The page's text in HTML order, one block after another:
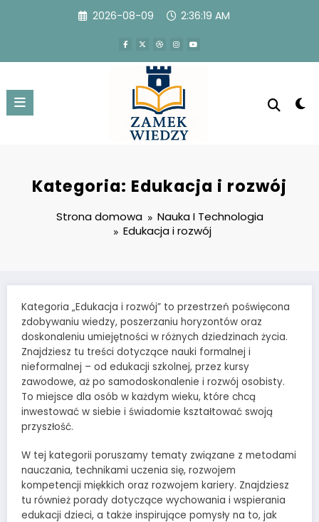
2026-08-09 2:36:20 AM
Kategoria: Edukacja i rozwój
Strona domowa
Nauka I Technologia
Edukacja i rozwój
Kategoria „Edukacja i rozwój” to przestrzeń poświęcona
zdobywaniu wiedzy, poszerzaniu horyzontów oraz
doskonaleniu umiejętności w różnych dziedzinach życia.
Znajdziesz tu treści dotyczące nauki formalnej i
nieformalnej – od edukacji szkolnej, przez kursy
zawodowe, aż po samodoskonalenie i rozwój osobisty.
To miejsce dla osób w każdym wieku, które chcą
inwestować w siebie i świadomie kształtować swoją
przyszłość.
W tej kategorii poruszamy tematy związane z metodami
nauczania, technikami uczenia się, rozwojem
kompetencji miękkich oraz rozwojem kariery. Znajdziesz
tu również porady dotyczące wychowania i wspierania
edukacji dzieci, a także inspirujące pomysły na to, jak